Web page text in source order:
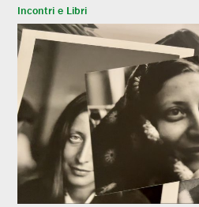
Incontri e Libri